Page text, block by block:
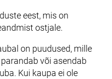
eest, mis on
ostjale.
on puudused, mille
või asendab
Kui kaupa ei ole